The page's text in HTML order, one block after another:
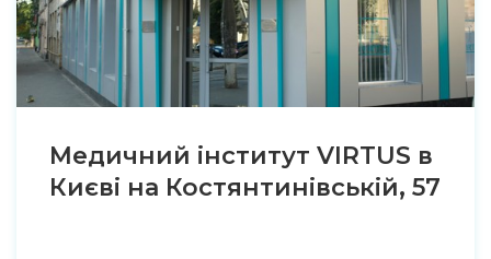
Медичний інститут VIRTUS в
Києві на Костянтинівській, 57